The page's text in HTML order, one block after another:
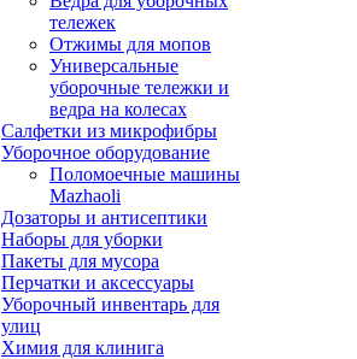
тележек
Отжимы для мопов
Универсальные
уборочные тележки и
ведра на колесах
Салфетки из микрофибры
Уборочное оборудование
Поломоечные машины
Mazhaoli
Дозаторы и антисептики
Наборы для уборки
Пакеты для мусора
Перчатки и аксессуары
Уборочный инвентарь для
улиц
Химия для клинига